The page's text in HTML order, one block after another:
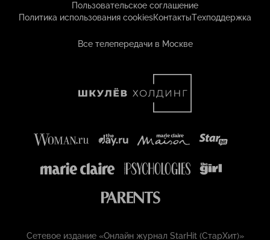
Пользовательское соглашение
Политика использования cookiesКонтактыТехподдержка
Все телепередачи в Москве
Сетевое издание «Онлайн журнал StarHit (СтарХит)»